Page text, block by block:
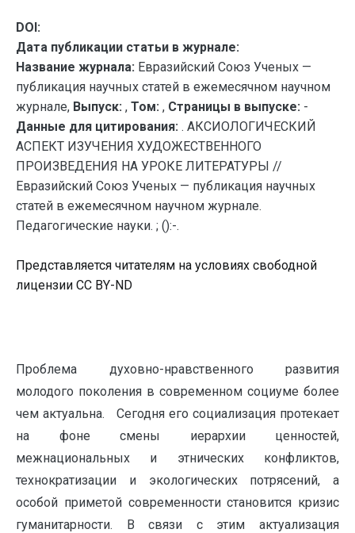
DOI:
Дата публикации статьи в журнале:
Название журнала: Евразийский Союз Ученых —
публикация научных статей в ежемесячном научном
журнале, Выпуск: , Том: , Страницы в выпуске: -
Данные для цитирования: . АКСИОЛОГИЧЕСКИЙ
АСПЕКТ ИЗУЧЕНИЯ ХУДОЖЕСТВЕННОГО
ПРОИЗВЕДЕНИЯ НА УРОКЕ ЛИТЕРАТУРЫ //
Евразийский Союз Ученых — публикация научных
статей в ежемесячном научном журнале.
Педагогические науки. ; ():-.
Представляется читателям на условиях свободной
лицензии CC BY-ND
Проблема духовно-нравственного развития
молодого поколения в современном социуме более
чем актуальна. Сегодня его социализация протекает
на фоне смены иерархии ценностей,
межнациональных и этнических конфликтов,
технократизации и экологических потрясений, а
особой приметой современности становится кризис
гуманитарности. В связи с этим актуализация